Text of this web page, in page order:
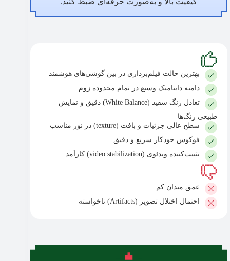
بهترین حالت فیلم‌برداری در بین گوشی‌های هوشمند
دامنه داینامیک وسیع در تمام محدوده زوم
تعادل رنگ سفید (White Balance) دقیق و نمایش
طبیعی رنگ‌ها
سطح عالی جزئیات و بافت (texture) در نور مناسب
فوکوس خودکار سریع و دقیق
تثبیت‌کننده ویدئوی (video stabilization) کارآمد
عمق میدان کم
احتمال اختلال تصویر (Artifacts) ناخواسته